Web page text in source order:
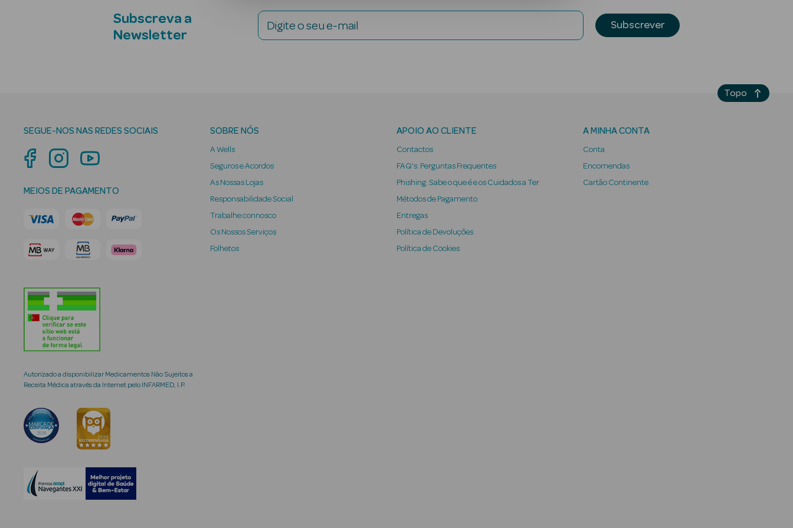
Subscreva a
Newsletter
Digite o seu e-mail Subscrever
SEGUE-NOS NAS REDES SOCIAIS
MEIOS DE PAGAMENTO
Autorizado a disponibilizar Medicamentos Não Sujeitos a
Receita Médica através da Internet pelo INFARMED, I.P.
SOBRE NÓS
A Wells
Seguros e Acordos
As Nossas Lojas
Responsabilidade Social
Trabalhe connosco
Os Nossos Serviços
Folhetos
APOIO AO CLIENTE
Contactos
FAQ's: Perguntas Frequentes
Phishing: Sabe o que é e os Cuidados a Ter
Métodos de Pagamento
Entregas
Política de Devoluções
Política de Cookies
A MINHA CONTA
Conta
Encomendas
Cartão Continente
Topo